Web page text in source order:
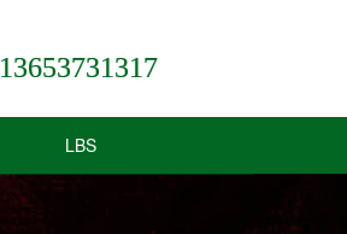
13653731317
LBS